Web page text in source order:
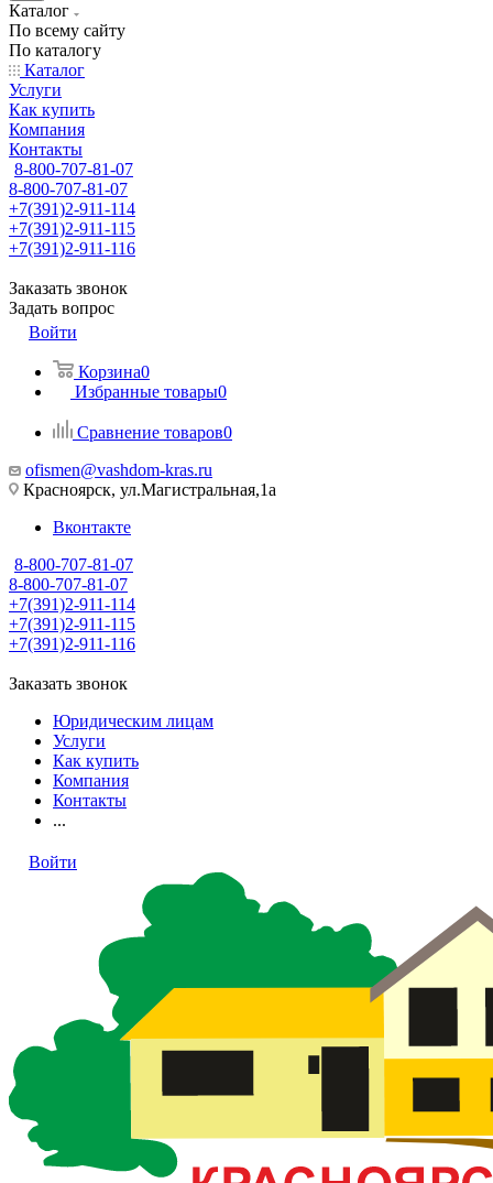
Каталог
По всему сайту
По каталогу
Каталог
Услуги
Как купить
Компания
Контакты
8-800-707-81-07
8-800-707-81-07
+7(391)2-911-114
+7(391)2-911-115
+7(391)2-911-116
Заказать звонок
Задать вопрос
Войти
Корзина0
Избранные товары0
Сравнение товаров0
ofismen@vashdom-kras.ru
Красноярск, ул.Магистральная,1а
Вконтакте
8-800-707-81-07
8-800-707-81-07
+7(391)2-911-114
+7(391)2-911-115
+7(391)2-911-116
Заказать звонок
Юридическим лицам
Услуги
Как купить
Компания
Контакты
...
Войти